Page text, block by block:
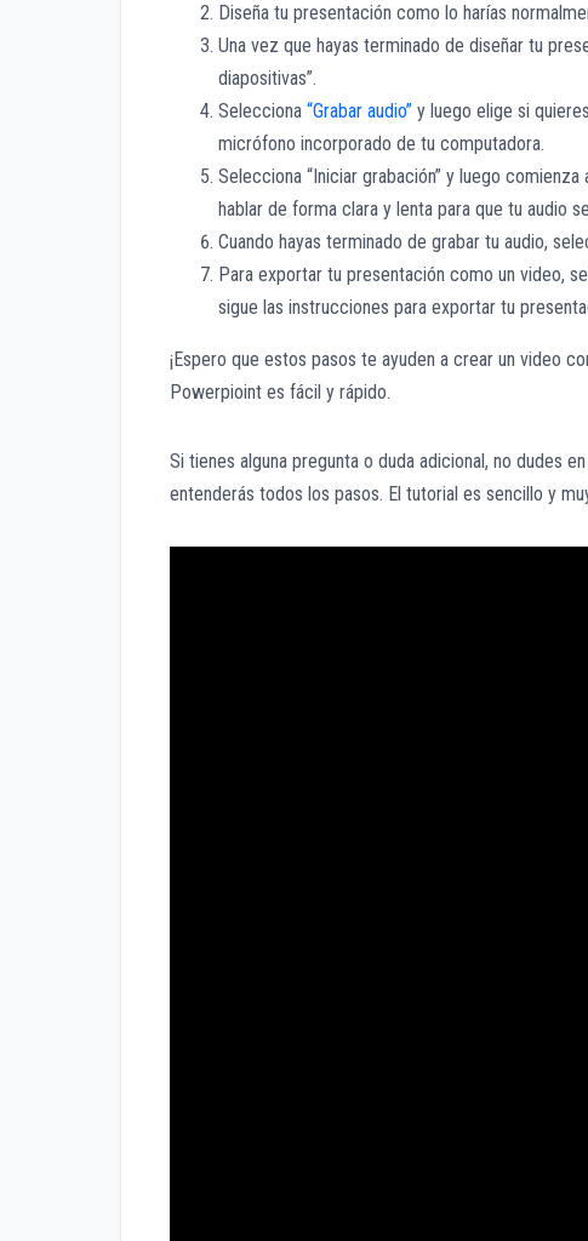
Diseña tu presentación como lo harías
Una vez que hayas terminado de diseñar tu
diapositivas”.
Selecciona “Grabar audio” y luego elige si
micrófono incorporado de tu computadora.
Selecciona “Iniciar grabación” y luego
hablar de forma clara y lenta para que tu audio
Cuando hayas terminado de grabar tu audio,
Para exportar tu presentación como un video,
sigue las instrucciones para exportar tu
¡Espero que estos pasos te ayuden a crear un video
Powerpioint es fácil y rápido.
Si tienes alguna pregunta o duda adicional, no dudes
entenderás todos los pasos. El tutorial es sencillo y